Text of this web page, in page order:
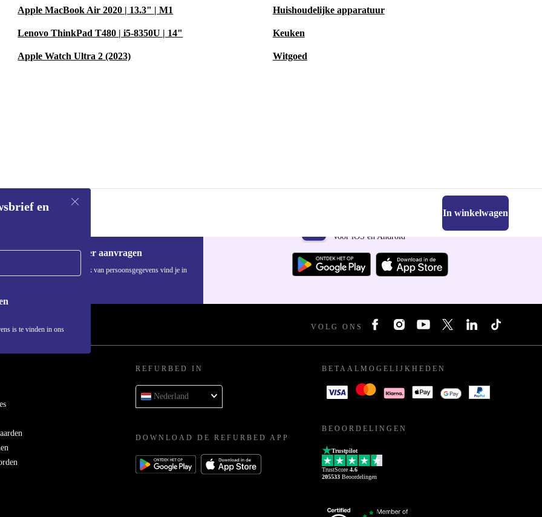
woon-
deze
zorgt
op je
gratis
en
Apple MacBook Air 2020 | 13.3" | M1
Lenovo ThinkPad T480 | i5-8350U | 14"
Apple Watch Ultra 2 (2023)
Huishoudelijke apparatuur
Keuken
Witgoed
In winkelwagen
en
is te vinden in ons
Voucher aanvragen
Informatie over het gebruik van persoonsgegevens vind je in
Voor iOS en Android
VOLG ONS
REFURBED IN
Nederland
DOWNLOAD DE REFURBED APP
BETAALMOGELIJKHEDEN
BEOORDELINGEN
Trustpilot
TrustScore 4.6
205533 Beoordelingen